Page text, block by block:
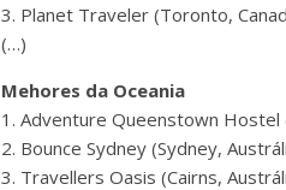
3. Planet Traveler (Toronto,
(…)
Mehores da Oceania
1. Adventure Queenstown Hostel
2. Bounce Sydney (Sydney,
3. Travellers Oasis (Cairns,